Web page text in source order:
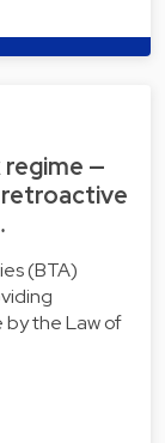
—
(BTA)
the Law of